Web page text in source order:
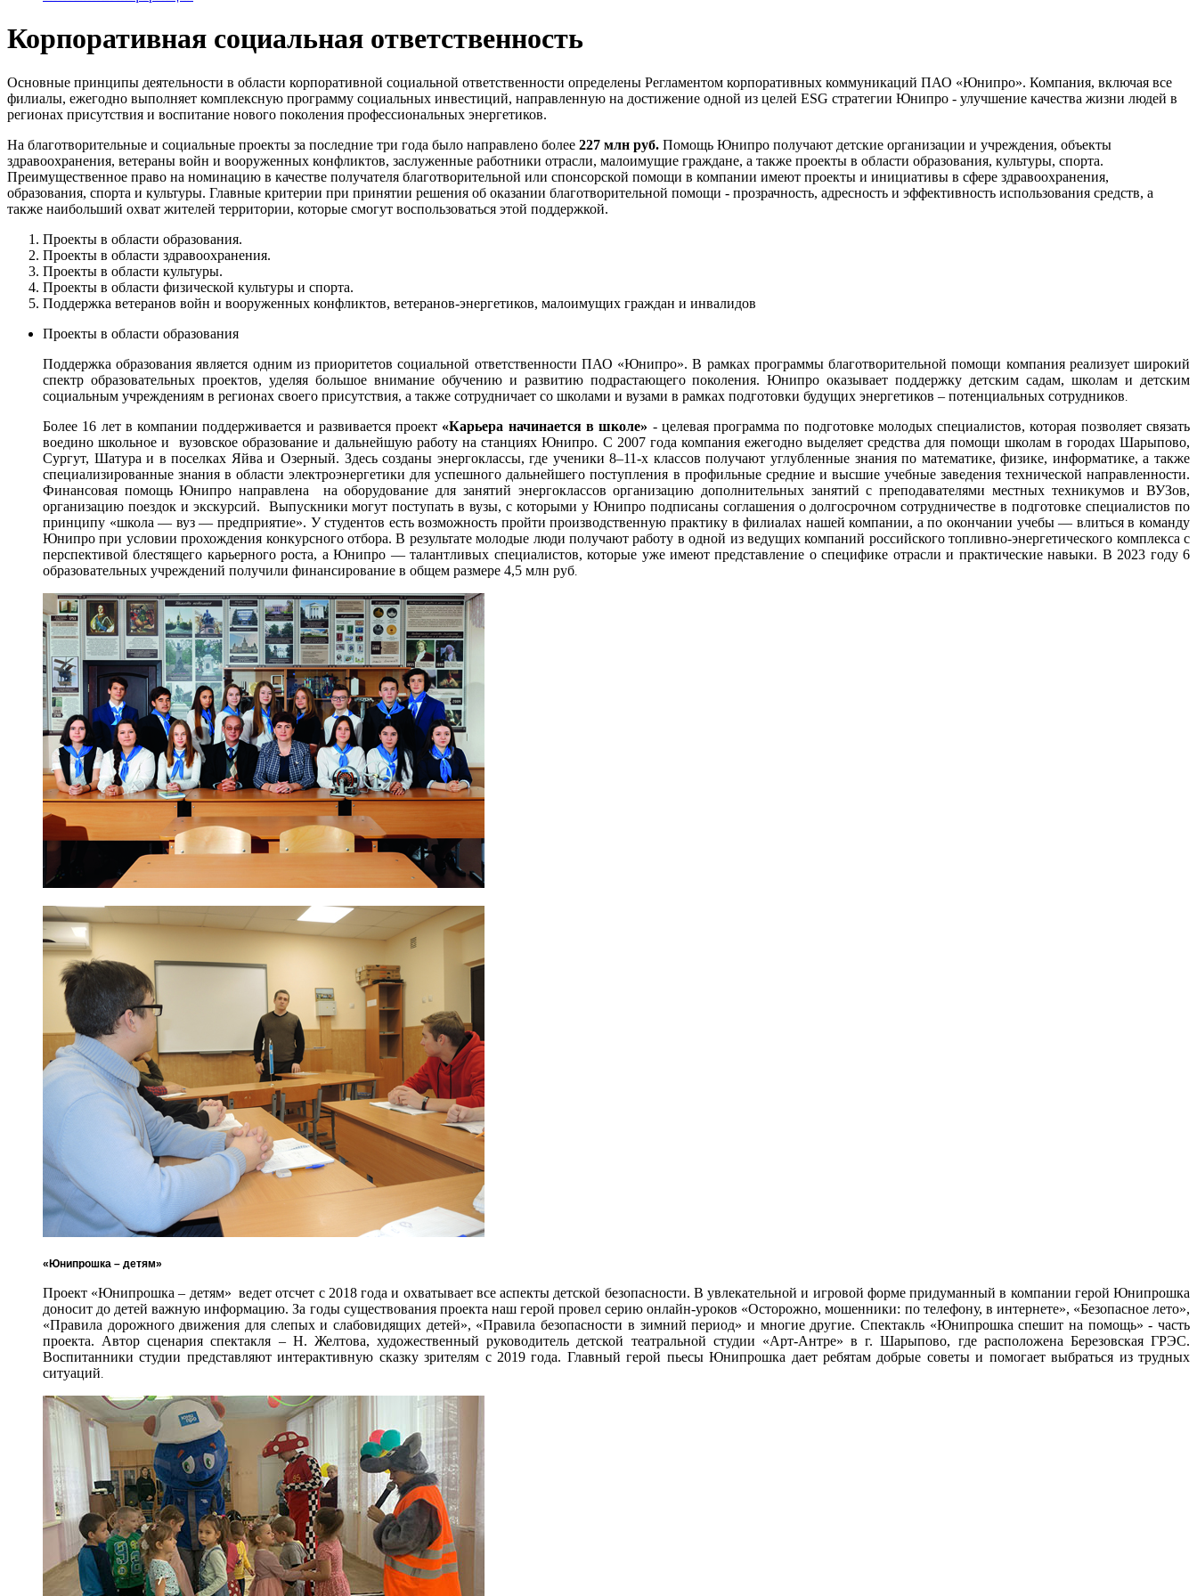
Корпоративная социальная ответственность
Основные принципы деятельности в области корпоративной социальной ответственности определены Регламентом корпоративных коммуникаций ПАО «Юнипро». Компания, включая все
филиалы, ежегодно выполняет комплексную программу социальных инвестиций, направленную на достижение одной из целей ESG стратегии Юнипро - улучшение качества жизни людей в
регионах присутствия и воспитание нового поколения профессиональных энергетиков.
На благотворительные и социальные проекты за последние три года было направлено более 227 млн руб. Помощь Юнипро получают детские организации и учреждения, объекты
здравоохранения, ветераны войн и вооруженных конфликтов, заслуженные работники отрасли, малоимущие граждане, а также проекты в области образования, культуры, спорта.
Преимущественное право на номинацию в качестве получателя благотворительной или спонсорской помощи в компании имеют проекты и инициативы в сфере здравоохранения,
образования, спорта и культуры. Главные критерии при принятии решения об оказании благотворительной помощи - прозрачность, адресность и эффективность использования средств, а
также наибольший охват жителей территории, которые смогут воспользоваться этой поддержкой.
Проекты в области образования.
Проекты в области здравоохранения.
Проекты в области культуры.
Проекты в области физической культуры и спорта.
Поддержка ветеранов войн и вооруженных конфликтов, ветеранов-энергетиков, малоимущих граждан и инвалидов
Проекты в области образования
Поддержка образования является одним из приоритетов социальной ответственности ПАО «Юнипро». В рамках программы благотворительной помощи компания реализует широкий
спектр образовательных проектов, уделяя большое внимание обучению и развитию подрастающего поколения. Юнипро оказывает поддержку детским садам, школам и детским
социальным учреждениям в регионах своего присутствия, а также сотрудничает со школами и вузами в рамках подготовки будущих энергетиков – потенциальных сотрудников
Более 16 лет в компании поддерживается и развивается проект «Карьера начинается в школе» - целевая программа по подготовке молодых специалистов, которая позволяет связать
воедино школьное и вузовское образование и дальнейшую работу на станциях Юнипро. С 2007 года компания ежегодно выделяет средства для помощи школам в городах Шарыпово,
Сургут, Шатура и в поселках Яйва и Озерный. Здесь созданы энергоклассы, где ученики 8–11-х классов получают углубленные знания по математике, физике, информатике, а также
специализированные знания в области электроэнергетики для успешного дальнейшего поступления в профильные средние и высшие учебные заведения технической направленности.
Финансовая помощь Юнипро направлена на оборудование для занятий энергоклассов организацию дополнительных занятий с преподавателями местных техникумов и ВУЗов,
организацию поездок и экскурсий. Выпускники могут поступать в вузы, с которыми у Юнипро подписаны соглашения о долгосрочном сотрудничестве в подготовке специалистов по
принципу «школа — вуз — предприятие». У студентов есть возможность пройти производственную практику в филиалах нашей компании, а по окончании учебы — влиться в команду
Юнипро при условии прохождения конкурсного отбора. В результате молодые люди получают работу в одной из ведущих компаний российского топливно-энергетического комплекса с
перспективой блестящего карьерного роста, а Юнипро — талантливых специалистов, которые уже имеют представление о специфике отрасли и практические навыки. В 2023 году 6
образовательных учреждений получили финансирование в общем размере 4,5 млн руб
«Юнипрошка – детям»
Проект «Юнипрошка – детям» ведет отсчет с 2018 года и охватывает все аспекты детской безопасности. В увлекательной и игровой форме придуманный в компании герой Юнипрошка
доносит до детей важную информацию. За годы существования проекта наш герой провел серию онлайн-уроков «Осторожно, мошенники: по телефону, в интернете», «Безопасное лето»,
«Правила дорожного движения для слепых и слабовидящих детей», «Правила безопасности в зимний период» и многие другие. Спектакль «Юнипрошка спешит на помощь» - часть
проекта. Автор сценария спектакля – Н. Желтова, художественный руководитель детской театральной студии «Арт-Антре» в г. Шарыпово, где расположена Березовская ГРЭС.
Воспитанники студии представляют интерактивную сказку зрителям с 2019 года. Главный герой пьесы Юнипрошка дает ребятам добрые советы и помогает выбраться из трудных
ситуаций